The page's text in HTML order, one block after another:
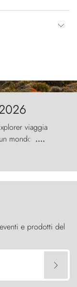
viaggia
mondo
natura con
sfidano il
....
e prodotti del